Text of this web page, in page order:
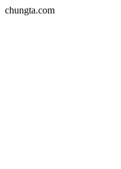
chungta.com